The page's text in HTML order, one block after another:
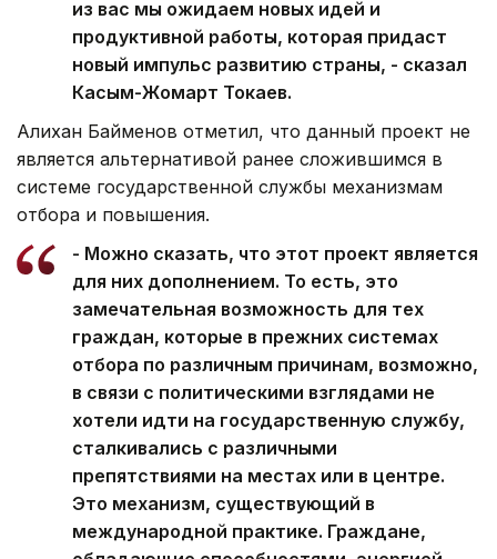
из вас мы ожидаем новых идей и
продуктивной работы, которая придаст
новый импульс развитию страны, - сказал
Касым-Жомарт Токаев.
Алихан Байменов отметил, что данный проект не
является альтернативой ранее сложившимся в
системе государственной службы механизмам
отбора и повышения.
- Можно сказать, что этот проект является
для них дополнением. То есть, это
замечательная возможность для тех
граждан, которые в прежних системах
отбора по различным причинам, возможно,
в связи с политическими взглядами не
хотели идти на государственную службу,
сталкивались с различными
препятствиями на местах или в центре.
Это механизм, существующий в
международной практике. Граждане,